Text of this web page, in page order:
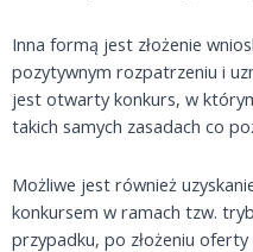
Inna formą jest złożenie
pozytywnym rozpatrzeniu i
jest otwarty konkurs, w
takich samych zasadach co
Możliwe jest również
konkursem w ramach tzw.
przypadku, po złożeniu